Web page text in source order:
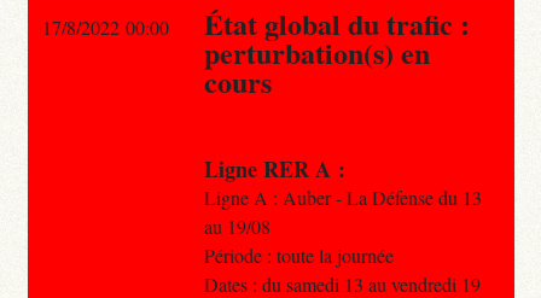
17/8/2022 00:00 État global du trafic :
perturbation(s) en
cours
Ligne RER A :
Ligne A : Auber - La Défense du 13
au 19/08
Période : toute la journée
Dates : du samedi 13 au vendredi 19